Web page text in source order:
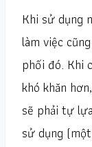
Khi sử dụng
làm việc
phối đó. Khi
khó khăn
sẽ phải tự
sử dụng